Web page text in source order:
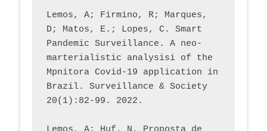
Lemos, A; Firmino, R; Marques,
D; Matos, E.; Lopes, C. Smart
Pandemic Surveillance. A neo-
marterialistic analysisi of the
Mpnitora Covid-19 application in
Brazil. Surveillance & Society
20(1):82-99. 2022.